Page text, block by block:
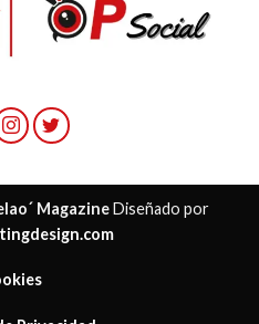
MagazineDiseñado por